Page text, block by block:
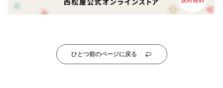
ひとつ前のページに戻る